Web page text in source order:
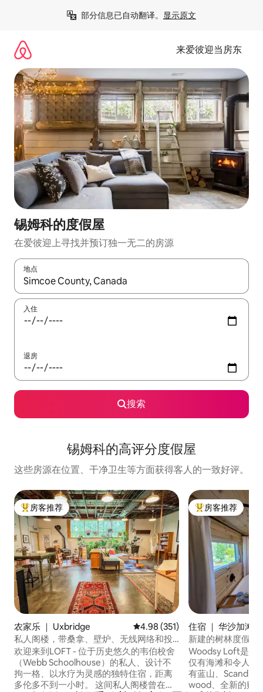
部分信息已自动翻译。 显示原文
来爱彼迎当房东
锡姆科的度假屋
在爱彼迎上寻找并预订独一无二的房源
地点
如有搜索结果，请使用上下方向键查看，或通过点击或滑动手势
入住
退房
搜索
锡姆科的高评分度假屋
这些房源在位置、干净卫生等方面获得客人的一致好评。
热门「房客推荐」
房客推荐
农家乐 ｜ Uxbridge 平均评分 4.98 分（满分 5 分），
4.98 (351)
私人阁楼，带桑拿、壁炉、无线网络和投
影仪
欢迎来到LOFT - 位于历史悠久的韦伯校舍
（Webb Schoolhouse）的私人、设计不
拘一格、以水疗为灵感的独特住宿，距离
多伦多不到一小时。 这间私人阁楼曾在
热门「房客推荐」
房客推荐
住宿 ｜ 华沙加滩
新建的树林度假屋
Woodsy Loft是一
仅有海滩和令人惊
有蓝山、
wood、全新的赌